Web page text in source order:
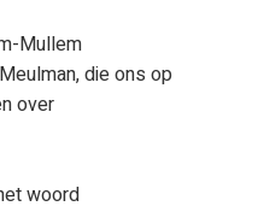
Mullem
die ons op
over
woord